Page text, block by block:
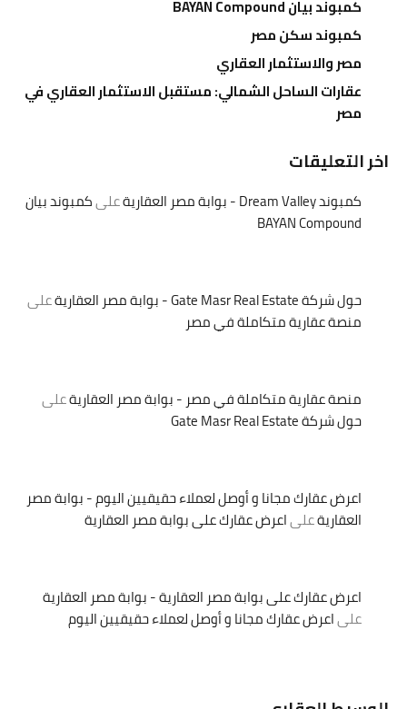
كمبوند بيان BAYAN Compound
كمبوند سكن مصر
مصر والاستثمار العقاري
عقارات الساحل الشمالي: مستقبل الاستثمار العقاري في
مصر
اخر التعليقات
كمبوند Dream Valley - بوابة مصر العقارية علىكمبوند بيان
BAYAN Compound
حول شركة Gate Masr Real Estate - بوابة مصر العقارية
على
منصة عقارية متكاملة في مصر
منصة عقارية متكاملة في مصر - بوابة مصر العقاريةعلى
حول شركة Gate Masr Real Estate
اعرض عقارك مجانا و أوصل لعملاء حقيقيين اليوم - بوابة مصر
العقاريةعلىاعرض عقارك على بوابة مصر العقارية
اعرض عقارك على بوابة مصر العقارية - بوابة مصر العقارية
علىاعرض عقارك مجانا و أوصل لعملاء حقيقيين اليوم